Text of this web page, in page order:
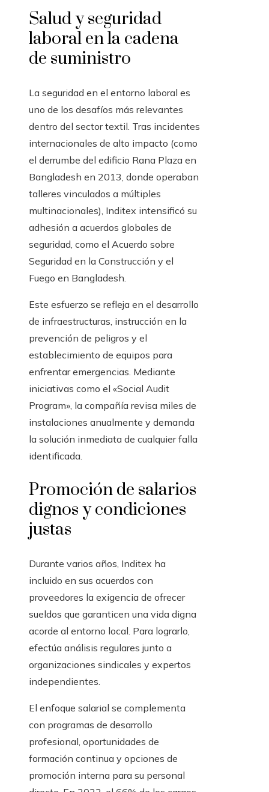
Salud y seguridad
laboral en la cadena
de suministro
La seguridad en el entorno laboral es
uno de los desafíos más relevantes
dentro del sector textil. Tras incidentes
internacionales de alto impacto (como
el derrumbe del edificio Rana Plaza en
Bangladesh en 2013, donde operaban
talleres vinculados a múltiples
multinacionales), Inditex intensificó su
adhesión a acuerdos globales de
seguridad, como el Acuerdo sobre
Seguridad en la Construcción y el
Fuego en Bangladesh.
Este esfuerzo se refleja en el desarrollo
de infraestructuras, instrucción en la
prevención de peligros y el
establecimiento de equipos para
enfrentar emergencias. Mediante
iniciativas como el «Social Audit
Program», la compañía revisa miles de
instalaciones anualmente y demanda
la solución inmediata de cualquier falla
identificada.
Promoción de salarios
dignos y condiciones
justas
Durante varios años, Inditex ha
incluido en sus acuerdos con
proveedores la exigencia de ofrecer
sueldos que garanticen una vida digna
acorde al entorno local. Para lograrlo,
efectúa análisis regulares junto a
organizaciones sindicales y expertos
independientes.
El enfoque salarial se complementa
con programas de desarrollo
profesional, oportunidades de
formación continua y opciones de
promoción interna para su personal